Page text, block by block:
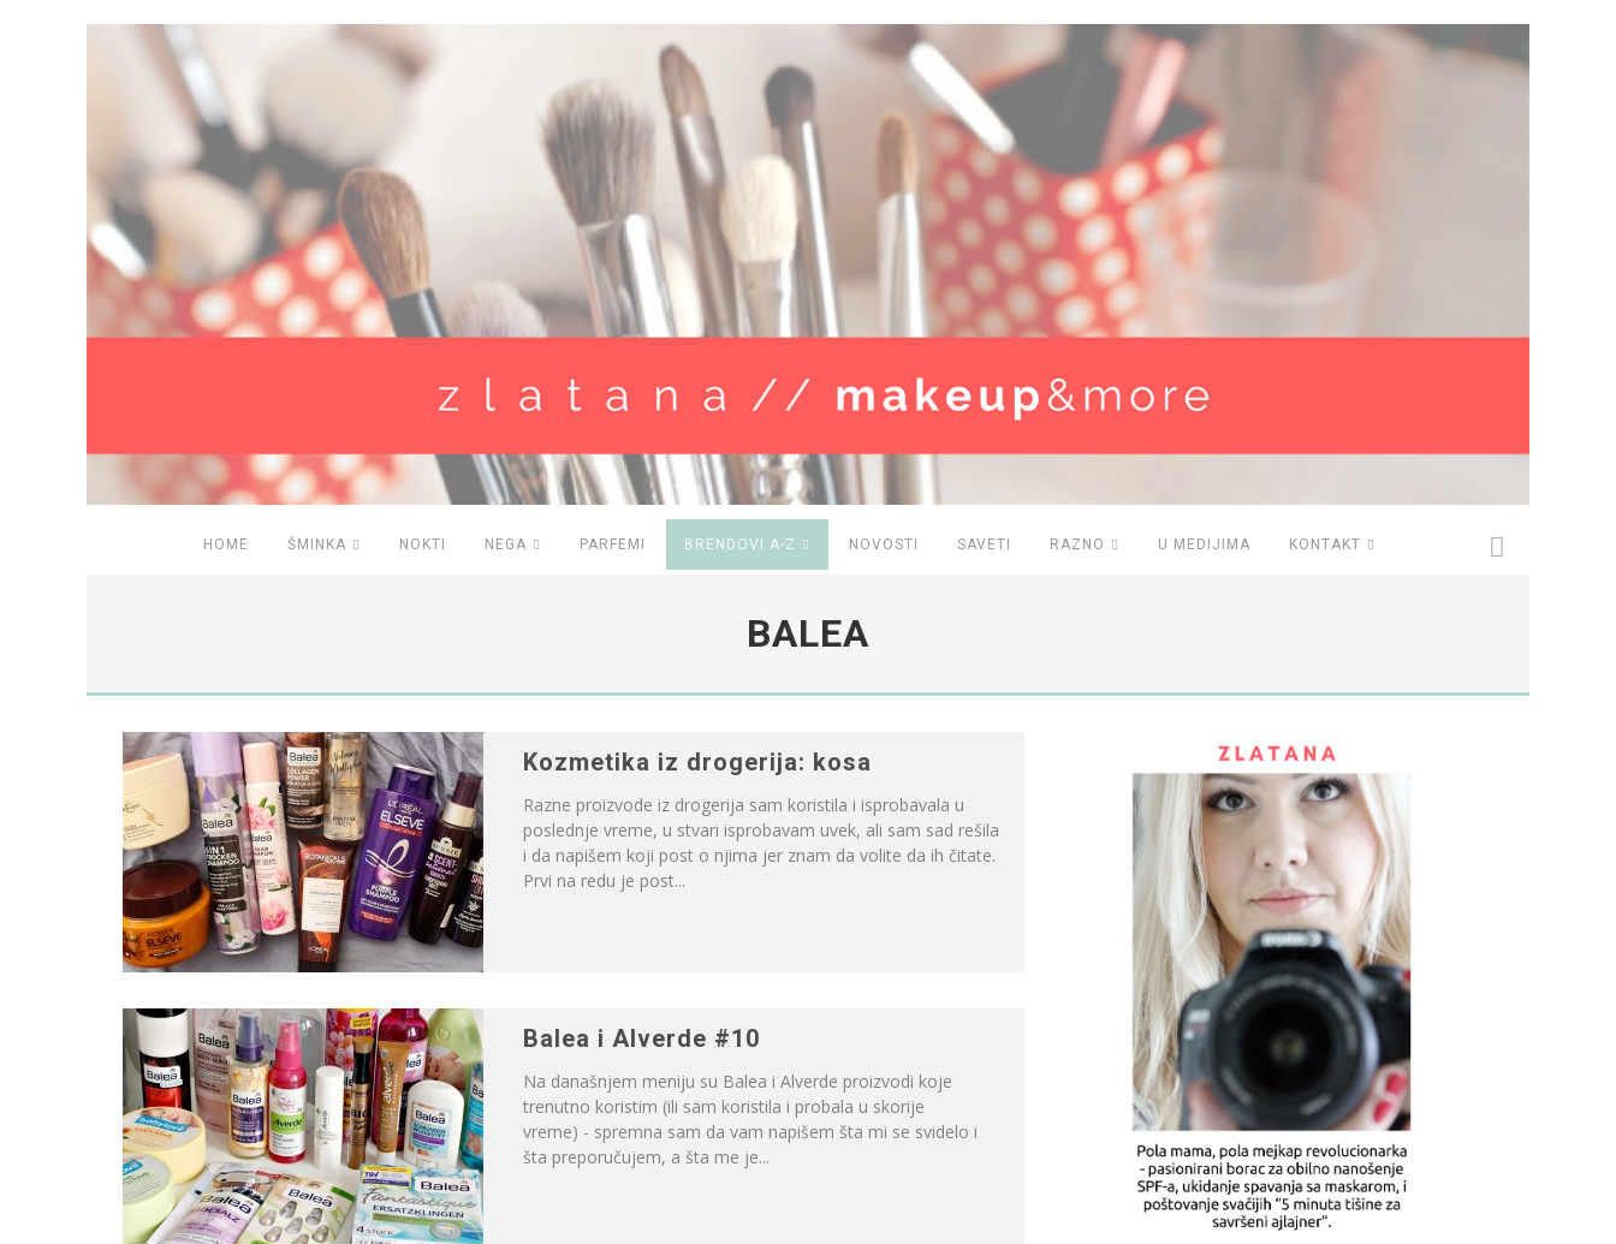
HOME ŠMINKA NOKTI NEGA PARFEMI BRENDOVI A-Z NOVOSTI SAVETI RAZNO U MEDIJIMA KONTAKT
BALEA
Kozmetika iz drogerija: kosa
Razne proizvode iz drogerija sam koristila i isprobavala u
poslednje vreme, u stvari isprobavam uvek, ali sam sad rešila
i da napišem koji post o njima jer znam da volite da ih čitate.
Prvi na redu je post...
Balea i Alverde #10
Na današnjem meniju su Balea i Alverde proizvodi koje
trenutno koristim (ili sam koristila i probala u skorije
vreme) - spremna sam da vam napišem šta mi se svidelo i
šta preporučujem, a šta me je...